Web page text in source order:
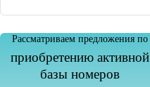
Рассматриваем предложения по
приобретению активной
базы номеров